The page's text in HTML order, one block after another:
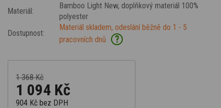
Materiál:
Bamboo Light New, doplňkový materiál 100%
polyester
Dostupnost:
Materiál skladem, odeslání běžně do 1 - 5
pracovních dnů
?
1 368 Kč
1 094 Kč
904 Kč bez DPH